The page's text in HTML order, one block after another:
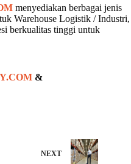
menyediakan berbagai jenis
Warehouse Logistik / Industri,
berkualitas tinggi untuk
&
NEXT